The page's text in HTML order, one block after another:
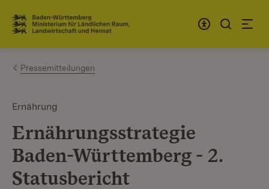
Zum Inhalt springen
Link zur Startseite
Pressemitteilungen
Ernährung
Ernährungsstrategie
Baden-Württemberg - 2.
Statusbericht